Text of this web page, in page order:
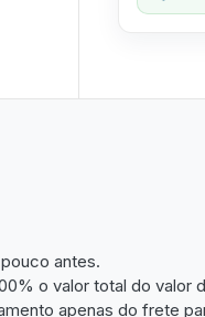
antes.
o valor total do valor
apenas do frete